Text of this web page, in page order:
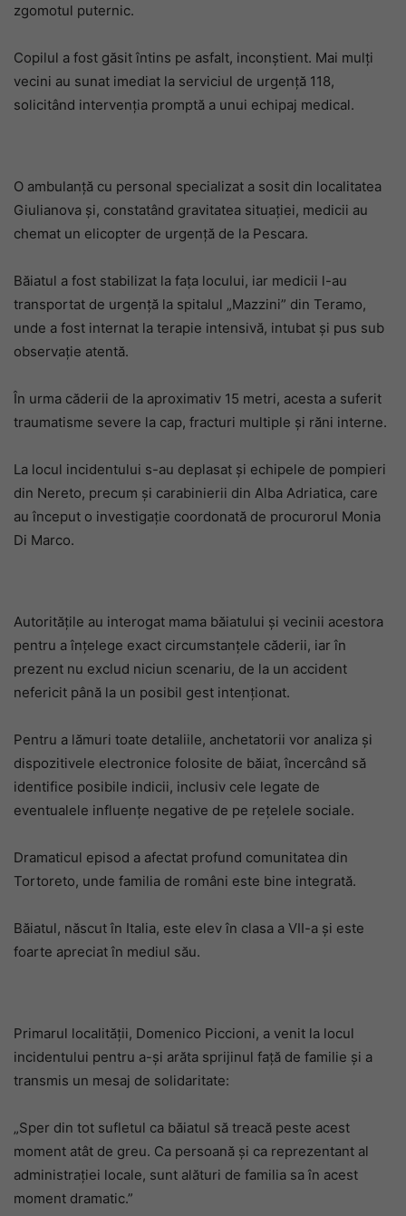
zgomotul puternic.
Copilul a fost găsit întins pe asfalt, inconștient. Mai mulți
vecini au sunat imediat la serviciul de urgență 118,
solicitând intervenția promptă a unui echipaj medical.
O ambulanță cu personal specializat a sosit din localitatea
Giulianova și, constatând gravitatea situației, medicii au
chemat un elicopter de urgență de la Pescara.
Băiatul a fost stabilizat la fața locului, iar medicii l-au
transportat de urgență la spitalul „Mazzini” din Teramo,
unde a fost internat la terapie intensivă, intubat și pus sub
observație atentă.
În urma căderii de la aproximativ 15 metri, acesta a suferit
traumatisme severe la cap, fracturi multiple și răni interne.
La locul incidentului s-au deplasat și echipele de pompieri
din Nereto, precum și carabinierii din Alba Adriatica, care
au început o investigație coordonată de procurorul Monia
Di Marco.
Autoritățile au interogat mama băiatului și vecinii acestora
pentru a înțelege exact circumstanțele căderii, iar în
prezent nu exclud niciun scenariu, de la un accident
nefericit până la un posibil gest intenționat.
Pentru a lămuri toate detaliile, anchetatorii vor analiza și
dispozitivele electronice folosite de băiat, încercând să
identifice posibile indicii, inclusiv cele legate de
eventualele influențe negative de pe rețelele sociale.
Dramaticul episod a afectat profund comunitatea din
Tortoreto, unde familia de români este bine integrată.
Băiatul, născut în Italia, este elev în clasa a VII-a și este
foarte apreciat în mediul său.
Primarul localității, Domenico Piccioni, a venit la locul
incidentului pentru a-și arăta sprijinul față de familie și a
transmis un mesaj de solidaritate:
„Sper din tot sufletul ca băiatul să treacă peste acest
moment atât de greu. Ca persoană și ca reprezentant al
administrației locale, sunt alături de familia sa în acest
moment dramatic.”